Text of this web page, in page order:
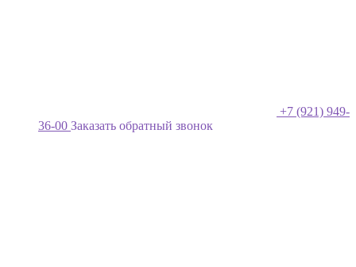
+7 (921) 949-
36-00 Заказать обратный звонок